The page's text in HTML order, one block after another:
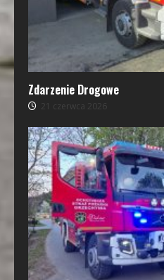
Zdarzenie Drogowe
21 czerwca 2026